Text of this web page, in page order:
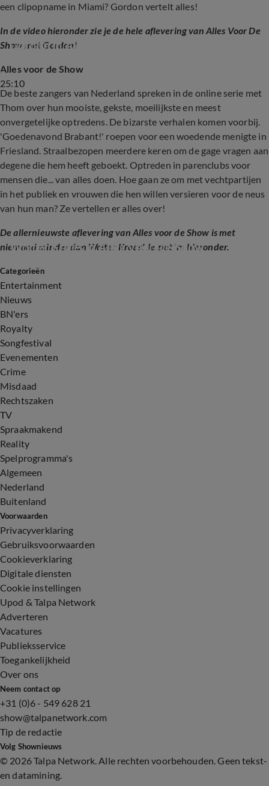
een clipopname in Miami? Gordon vertelt alles!
In de video hieronder zie je de hele aflevering van Alles Voor De
Show met Gordon!
25:10
Gordon in Alles Voor De Show
Alles voor de Show
De beste zangers van Nederland spreken in de online serie met
Thom over hun mooiste, gekste, moeilijkste en meest
onvergetelijke optredens. De bizarste verhalen komen voorbij.
'Goedenavond Brabant!' roepen voor een woedende menigte in
Friesland. Straalbezopen meerdere keren om de gage vragen aan
degene die hem heeft geboekt. Optreden in parenclubs voor
mensen die... van alles doen. Hoe gaan ze om met vechtpartijen
in het publiek en vrouwen die hen willen versieren voor de neus
van hun man? Ze vertellen er alles over!
De allernieuwste aflevering van Alles voor de Show is met
niemand minder dan Wolter Kroes! Je ziet 'm hieronder.
31:55
Wolter Kroes in Alles Voor De Show
Categorieën
Entertainment
Nieuws
BN'ers
Royalty
Songfestival
Evenementen
Crime
Misdaad
Rechtszaken
TV
Spraakmakend
Reality
Spelprogramma's
Algemeen
Nederland
Buitenland
Voorwaarden
Privacyverklaring
Gebruiksvoorwaarden
Cookieverklaring
Digitale diensten
Cookie instellingen
Upod & Talpa Network
Adverteren
Vacatures
Publieksservice
Toegankelijkheid
Over ons
Neem contact op
+31 (0)6 - 549 628 21
show@talpanetwork.com
Tip de redactie
Volg Shownieuws
© 2026 Talpa Network. Alle rechten voorbehouden. Geen tekst-
en datamining.